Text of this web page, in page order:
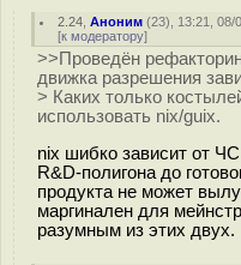
2.24 ,Аноним (23), 13:21, 08/
[к модератору]
>>Проведён
движка разрешения
> Каких только
использовать nix/guix.
nix шибко зависит от
R&D-полигона до
продукта не может
маргинален для
разумным из этих двух.